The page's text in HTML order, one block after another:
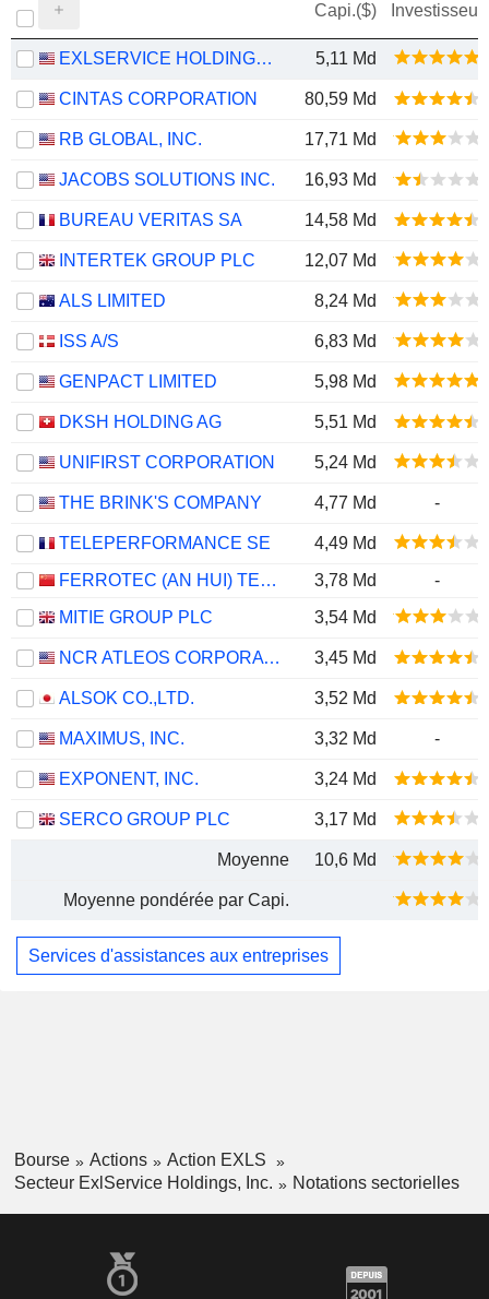
Capi.($) Investisseur
EXLSERVICE HOLDINGS, INC. 5,11 Md
CINTAS CORPORATION 80,59 Md
RB GLOBAL, INC. 17,71 Md
JACOBS SOLUTIONS INC. 16,93 Md
BUREAU VERITAS SA 14,58 Md
INTERTEK GROUP PLC 12,07 Md
ALS LIMITED 8,24 Md
ISS A/S 6,83 Md
GENPACT LIMITED 5,98 Md
DKSH HOLDING AG 5,51 Md
UNIFIRST CORPORATION 5,24 Md
THE BRINK'S COMPANY 4,77 Md -
TELEPERFORMANCE SE
4,49 Md
FERROTEC (AN HUI) TECHNOLOGY DEVELOPMENT CO.,LTD
3,78 Md
-
MITIE GROUP PLC
3,54 Md
NCR ATLEOS CORPORATION 3,45 Md
ALSOK CO.,LTD. 3,52 Md
MAXIMUS, INC. 3,32 Md -
EXPONENT, INC. 3,24 Md
SERCO GROUP PLC 3,17 Md
Moyenne 10,6 Md
Moyenne pondérée par Capi.
Services d'assistances aux entreprises
Bourse Actions
Action EXLS
Secteur ExlService Holdings, Inc.
Notations sectorielles